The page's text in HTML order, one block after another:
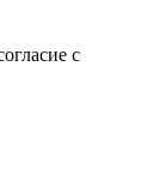
с